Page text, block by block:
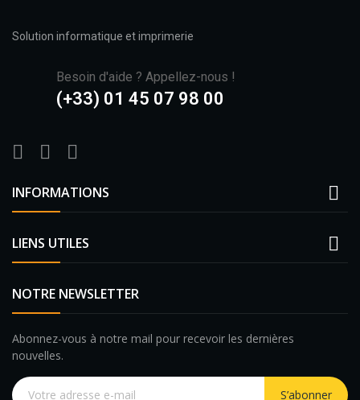
Solution informatique et imprimerie
Besoin d'aide ? Appellez-nous !
(+33) 01 45 07 98 00
INFORMATIONS 
LIENS UTILES 
NOTRE NEWSLETTER
Abonnez-vous à notre mail pour recevoir les dernières
nouvelles.
S’abonner